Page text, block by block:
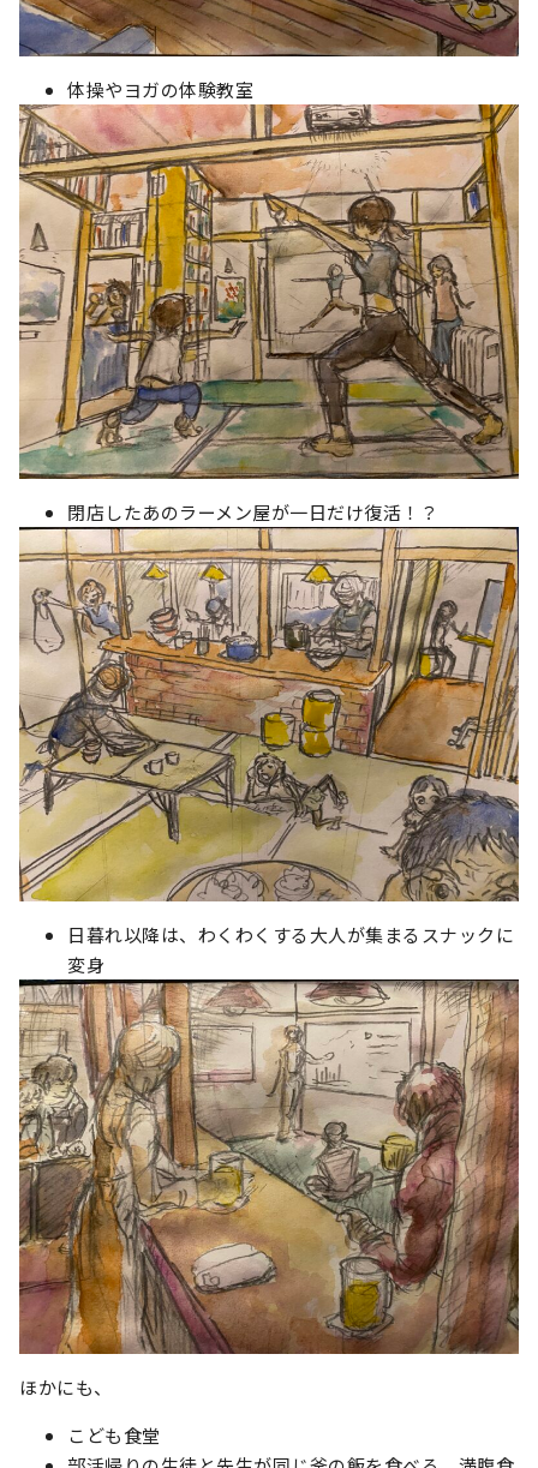
体操やヨガの体験教室
閉店したあのラーメン屋が一日だけ復活！？
日暮れ以降は、わくわくする大人が集まるスナックに
変身
ほかにも、
こども食堂